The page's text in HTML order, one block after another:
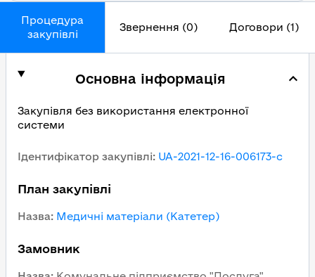
Процедура
закупівлі
Звернення (0) Договори (1)
Основна інформація
Закупівля без використання електронної
системи
Ідентифікатор закупівлі: UA-2021-12-16-006173-c
План закупівлі
Назва: Медичні матеріали (Катетер)
Замовник